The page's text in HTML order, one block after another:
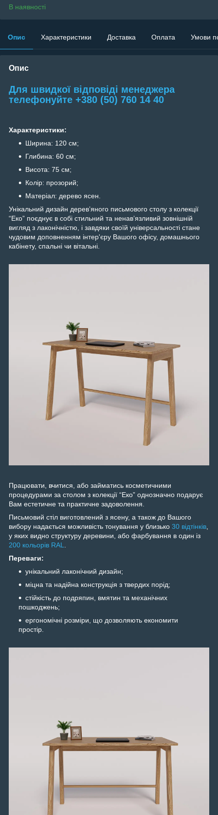
В наявності
Опис Характеристики Доставка Оплата Умови
Опис
Для швидкої відповіді менеджера
телефонуйте +380 (50) 760 14 40
Характеристики:
Ширина: 120 см;
Глибина: 60 см;
Висота: 75 см;
Колір: прозорий;
Матеріал: дерево ясен.
Унікальний дизайн деревʼяного письмового столу з колекції
“Еко” поєднує в собі стильний та ненавʼязливий зовнішній
вигляд з лаконічністю, і завдяки своїй універсальності стане
чудовим доповненням інтер'єру Вашого офісу, домашнього
кабінету, спальні чи вітальні.
Працювати, вчитися, або займатись косметичними
процедурами за столом з колекції “Еко” однозначно подарує
Вам естетичне та практичне задоволення.
Письмовий стіл виготовлений з ясену, а також до Вашого
вибору надається можливість тонування у близько 30 відтінків,
у яких видно структуру деревини, або фарбування в один із
200 кольорів RAL.
Переваги:
унікальний лаконічний дизайн;
міцна та надійна конструкція з твердих порід;
стійкість до подряпин, вмятин та механічних
пошкоджень;
ергономічні розміри, що дозволяють економити
простір.